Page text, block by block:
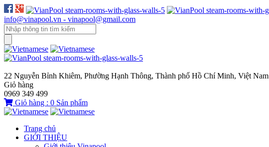
info@vinapool.vn - vinapool@gmail.com
22 Nguyễn Bỉnh Khiêm, Phường Hạnh Thông, Thành phố Hồ Chí Minh, Việt Nam
Giỏ hàng
0969 349 499
Giỏ hàng : 0 Sản phẩm
Trang chủ
GIỚI THIỆU